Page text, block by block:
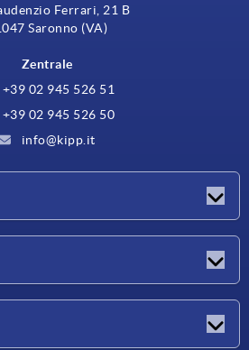
Ferrari, 21 B
Saronno (VA)
Zentrale
+39 02 945 526 51
+39 02 945 526 50
info@kipp.it